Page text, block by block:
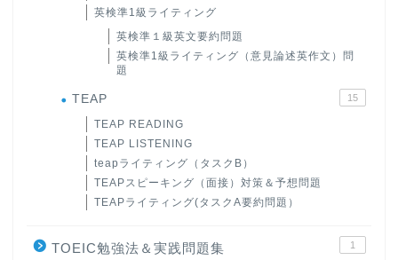
英検準1級ライティング
英検準１級英文要約問題
英検準1級ライティング（意見論述英作文）問
題
TEAP 15
TEAP READING
TEAP LISTENING
teapライティング（タスクB）
TEAPスピーキング（面接）対策＆予想問題
TEAPライティング(タスクA要約問題）
TOEIC勉強法＆実践問題集 1